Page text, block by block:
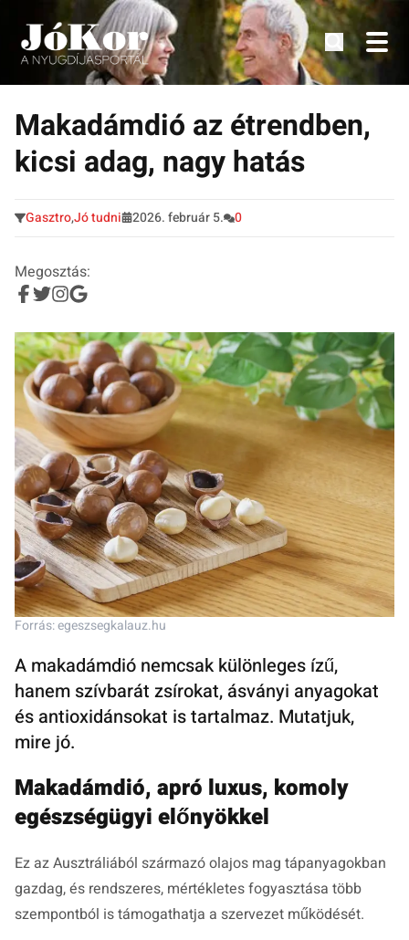
Tovább
tartalomra
Tudnivalók, érdekességek idősek számára.
Makadámdió az étrendben,
kicsi adag, nagy hatás
Gasztro,Jó tudni 2026. február 5. 0
Megosztás:
Forrás: egeszsegkalauz.hu
A makadámdió nemcsak különleges ízű,
hanem szívbarát zsírokat, ásványi anyagokat
és antioxidánsokat is tartalmaz. Mutatjuk,
mire jó.
Makadámdió, apró luxus, komoly
egészségügyi előnyökkel
Ez az Ausztráliából származó olajos mag tápanyagokban
gazdag, és rendszeres, mértékletes fogyasztása több
szempontból is támogathatja a szervezet működését.